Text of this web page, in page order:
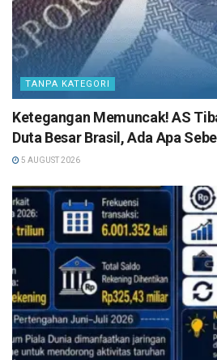
TANPA KATEGORI
Ketegangan Memuncak! AS
Duta Besar Brasil, Ada Apa
5 AUGUST 2026